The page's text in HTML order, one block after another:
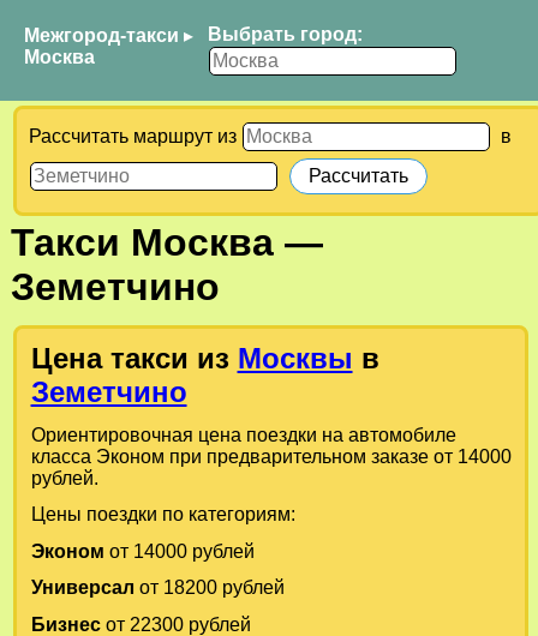
Межгород-такси ▸
Москва
Выбрать город:
Рассчитать маршрут из в
Такси Москва—
Земетчино
Цена такси из Москвы в
Земетчино
Ориентировочная цена поездки на автомобиле
класса Эконом при предварительном заказе от 14000
рублей.
Цены поездки по категориям:
Эконом от 14000 рублей
Универсал от 18200 рублей
Бизнесот 22300 рублей